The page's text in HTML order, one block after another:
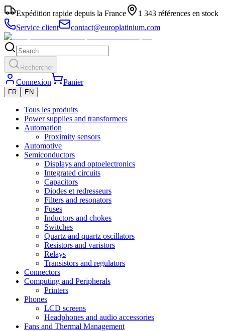
Expédition rapide depuis la France
1 343 références en stock
Service client
contact@europlatinium.com
Rechercher
Connexion Panier
FR EN
Tous les produits
Power supplies and transformers
Automation
Proximity sensors
Automotive
Semiconductors
Displays and optoelectronics
Integrated circuits
Capacitors
Diodes et redresseurs
Filters and resonators
Fuses
Inductors and chokes
Switches
Quartz and quartz oscillators
Resistors and varistors
Relays
Transistors and regulators
Connectors
Computing and Peripherals
Printers
Phones
LCD screens
Headphones and audio accessories
Fans and Thermal Management